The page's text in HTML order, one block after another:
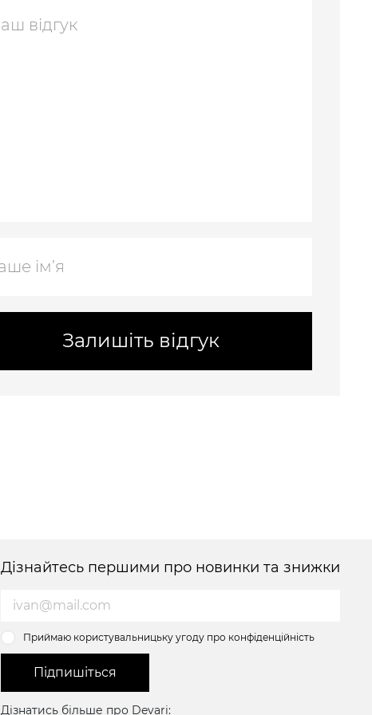
Залишіть відгук
Дізнайтесь першими про новинки та знижки
Приймаю користувальницьку угоду про конфіденційність
Підпишіться
Дізнатись більше про Devari: